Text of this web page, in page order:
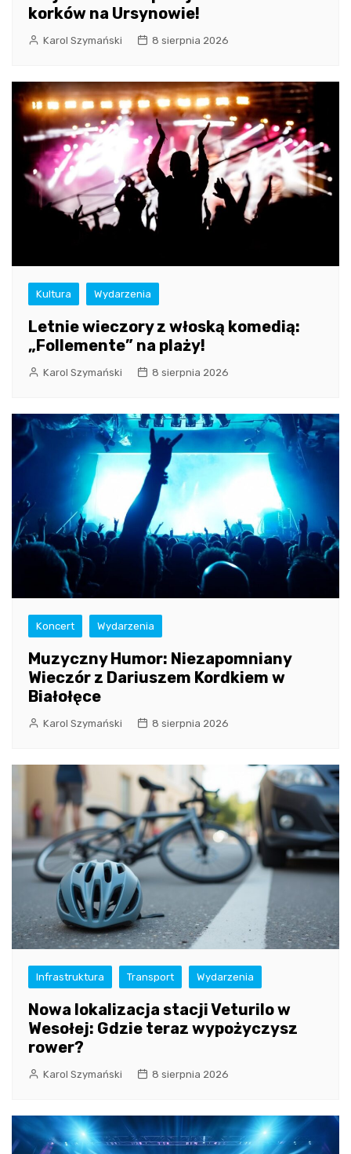
korków na Ursynowie!
Karol Szymański 8 sierpnia 2026
Kultura Wydarzenia
Letnie wieczory z włoską komedią:
„Follemente” na plaży!
Karol Szymański 8 sierpnia 2026
Koncert Wydarzenia
Muzyczny Humor: Niezapomniany
Wieczór z Dariuszem Kordkiem w
Białołęce
Karol Szymański 8 sierpnia 2026
Infrastruktura Transport Wydarzenia
Nowa lokalizacja stacji Veturilo w
Wesołej: Gdzie teraz wypożyczysz
rower?
Karol Szymański 8 sierpnia 2026